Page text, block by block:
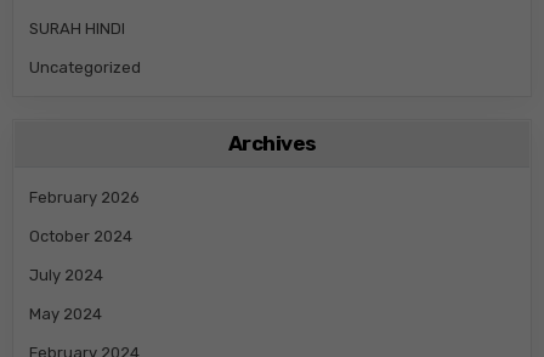
SURAH HINDI
Uncategorized
Archives
February 2026
October 2024
July 2024
May 2024
February 2024